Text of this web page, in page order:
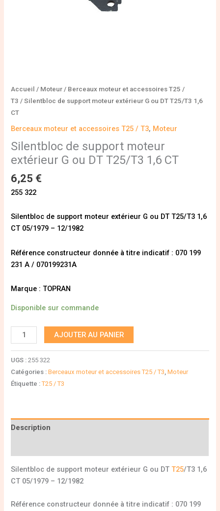
Accueil / Moteur / Berceaux moteur et accessoires T25 /
T3 / Silentbloc de support moteur extérieur G ou DT T25/T3 1,6
CT
Berceaux moteur et accessoires T25 / T3, Moteur
Silentbloc de support moteur
extérieur G ou DT T25/T3 1,6 CT
6,25 €
255 322
Silentbloc de support moteur extérieur G ou DT T25/T3 1,6
CT 05/1979 – 12/1982
Référence constructeur donnée à titre indicatif : 070 199
231 A / 070199231A
Marque : TOPRAN
Disponible sur commande
AJOUTER AU PANIER
UGS :255 322
Catégories :Berceaux moteur et accessoires T25 / T3 ,Moteur
Étiquette :T25 / T3
Description
Silentbloc de support moteur extérieur G ou DTT25/T3 1,6
CT 05/1979 – 12/1982
Référence constructeur donnée à titre indicatif : 070 199